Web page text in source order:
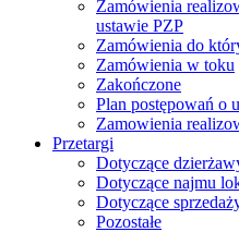
Zamówienia
ustawie PZP
Zamówienia do
Zamówienia w toku
Zakończone
Plan postępowań o
Zamowienia
Przetargi
Dotyczące
Dotyczące najmu
Dotyczące
Pozostałe